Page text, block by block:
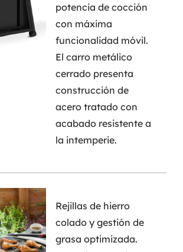
potencia de cocción
con máxima
funcionalidad móvil.
El carro metálico
cerrado presenta
construcción de
acero tratado con
acabado resistente a
la intemperie.
Rejillas de hierro
colado y gestión de
grasa optimizada.